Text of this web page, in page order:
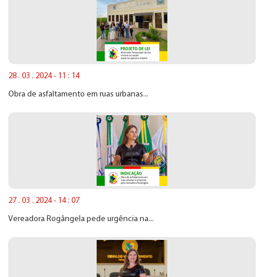
28 . 03 . 2024 - 11 : 14
Obra de asfaltamento em ruas urbanas...
27 . 03 . 2024 - 14 : 07
Vereadora Rogângela pede urgência na...